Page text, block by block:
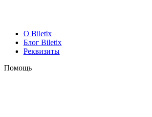
O Biletix
Блог Biletix
Реквизиты
Помощь